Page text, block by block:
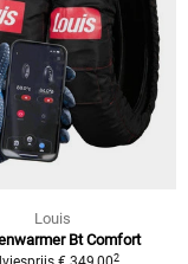
Louis
Bt Comfort
2